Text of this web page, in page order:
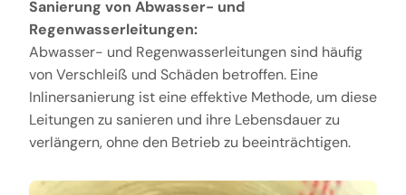
Sanierung von Abwasser- und
Regenwasserleitungen:
Abwasser- und Regenwasserleitungen sind häufig
von Verschleiß und Schäden betroffen. Eine
Inlinersanierung ist eine effektive Methode, um diese
Leitungen zu sanieren und ihre Lebensdauer zu
verlängern, ohne den Betrieb zu beeinträchtigen.